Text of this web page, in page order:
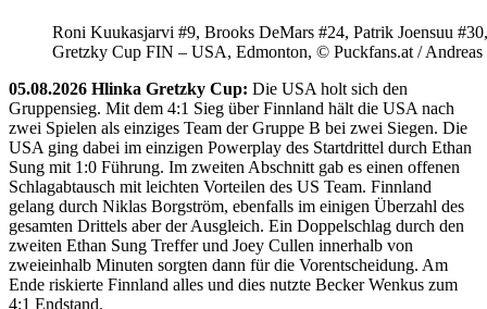
Roni Kuukasjarvi #9, Brooks DeMars #24, Patrik Joensuu
Gretzky Cup FIN – USA, Edmonton, © Puckfans.at / Andreas
05.08.2026 Hlinka Gretzky Cup: Die USA holt sich den
Gruppensieg. Mit dem 4:1 Sieg über Finnland hält die USA nach
zwei Spielen als einziges Team der Gruppe B bei zwei Siegen. Die
USA ging dabei im einzigen Powerplay des Startdrittel durch Ethan
Sung mit 1:0 Führung. Im zweiten Abschnitt gab es einen offenen
Schlagabtausch mit leichten Vorteilen des US Team. Finnland
gelang durch Niklas Borgström, ebenfalls im einigen Überzahl des
gesamten Drittels aber der Ausgleich. Ein Doppelschlag durch den
zweiten Ethan Sung Treffer und Joey Cullen innerhalb von
zweieinhalb Minuten sorgten dann für die Vorentscheidung. Am
Ende riskierte Finnland alles und dies nutzte Becker Wenkus zum
4:1 Endstand.